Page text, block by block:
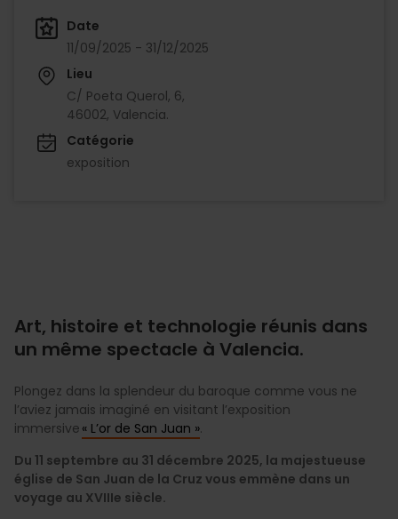
Date
11/09/2025 - 31/12/2025
Lieu
C/ Poeta Querol, 6,
46002, Valencia.
Catégorie
exposition
Art, histoire et technologie réunis dans
un même spectacle à Valencia.
Plongez dans la splendeur du baroque comme vous ne
l’aviez jamais imaginé en visitant l’exposition
immersive « L’or de San Juan ».
Du 11 septembre au 31 décembre 2025, la majestueuse
église de San Juan de la Cruz vous emmène dans un
voyage au XVIIIe siècle.